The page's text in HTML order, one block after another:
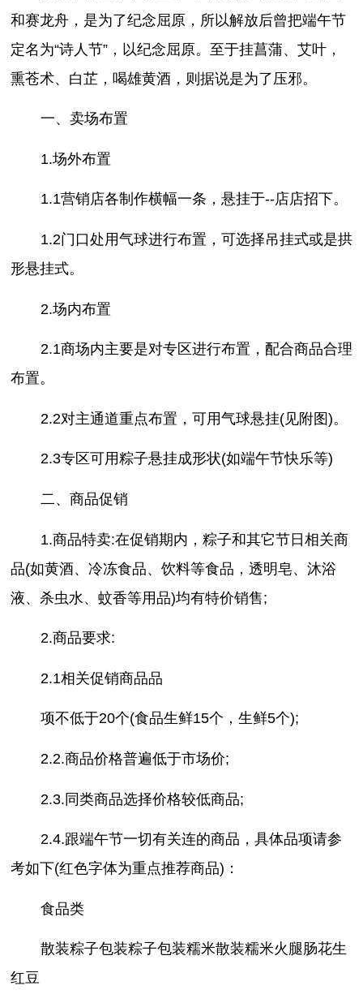
和赛龙舟，是为了纪念屈原，所以解放后曾把端午节
定名为“诗人节”，以纪念屈原。至于挂菖蒲、艾叶，
熏苍术、白芷，喝雄黄酒，则据说是为了压邪。
一、卖场布置
1.场外布置
1.1营销店各制作横幅一条，悬挂于--店店招下。
1.2门口处用气球进行布置，可选择吊挂式或是拱
形悬挂式。
2.场内布置
2.1商场内主要是对专区进行布置，配合商品合理
布置。
2.2对主通道重点布置，可用气球悬挂(见附图)。
2.3专区可用粽子悬挂成形状(如端午节快乐等)
二、商品促销
1.商品特卖:在促销期内，粽子和其它节日相关商
品(如黄酒、冷冻食品、饮料等食品，透明皂、沐浴
液、杀虫水、蚊香等用品)均有特价销售;
2.商品要求:
2.1相关促销商品品
项不低于20个(食品生鲜15个，生鲜5个);
2.2.商品价格普遍低于市场价;
2.3.同类商品选择价格较低商品;
2.4.跟端午节一切有关连的商品，具体品项请参
考如下(红色字体为重点推荐商品)：
食品类
散装粽子包装粽子包装糯米散装糯米火腿肠花生
红豆